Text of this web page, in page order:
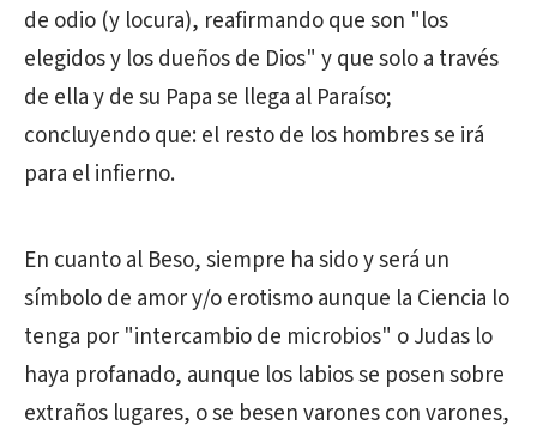
de odio (y locura), reafirmando que son "los
elegidos y los dueños de Dios" y que solo a través
de ella y de su Papa se llega al Paraíso;
concluyendo que: el resto de los hombres se irá
para el infierno.
En cuanto al Beso, siempre ha sido y será un
símbolo de amor y/o erotismo aunque la Ciencia lo
tenga por "intercambio de microbios" o Judas lo
haya profanado, aunque los labios se posen sobre
extraños lugares, o se besen varones con varones,